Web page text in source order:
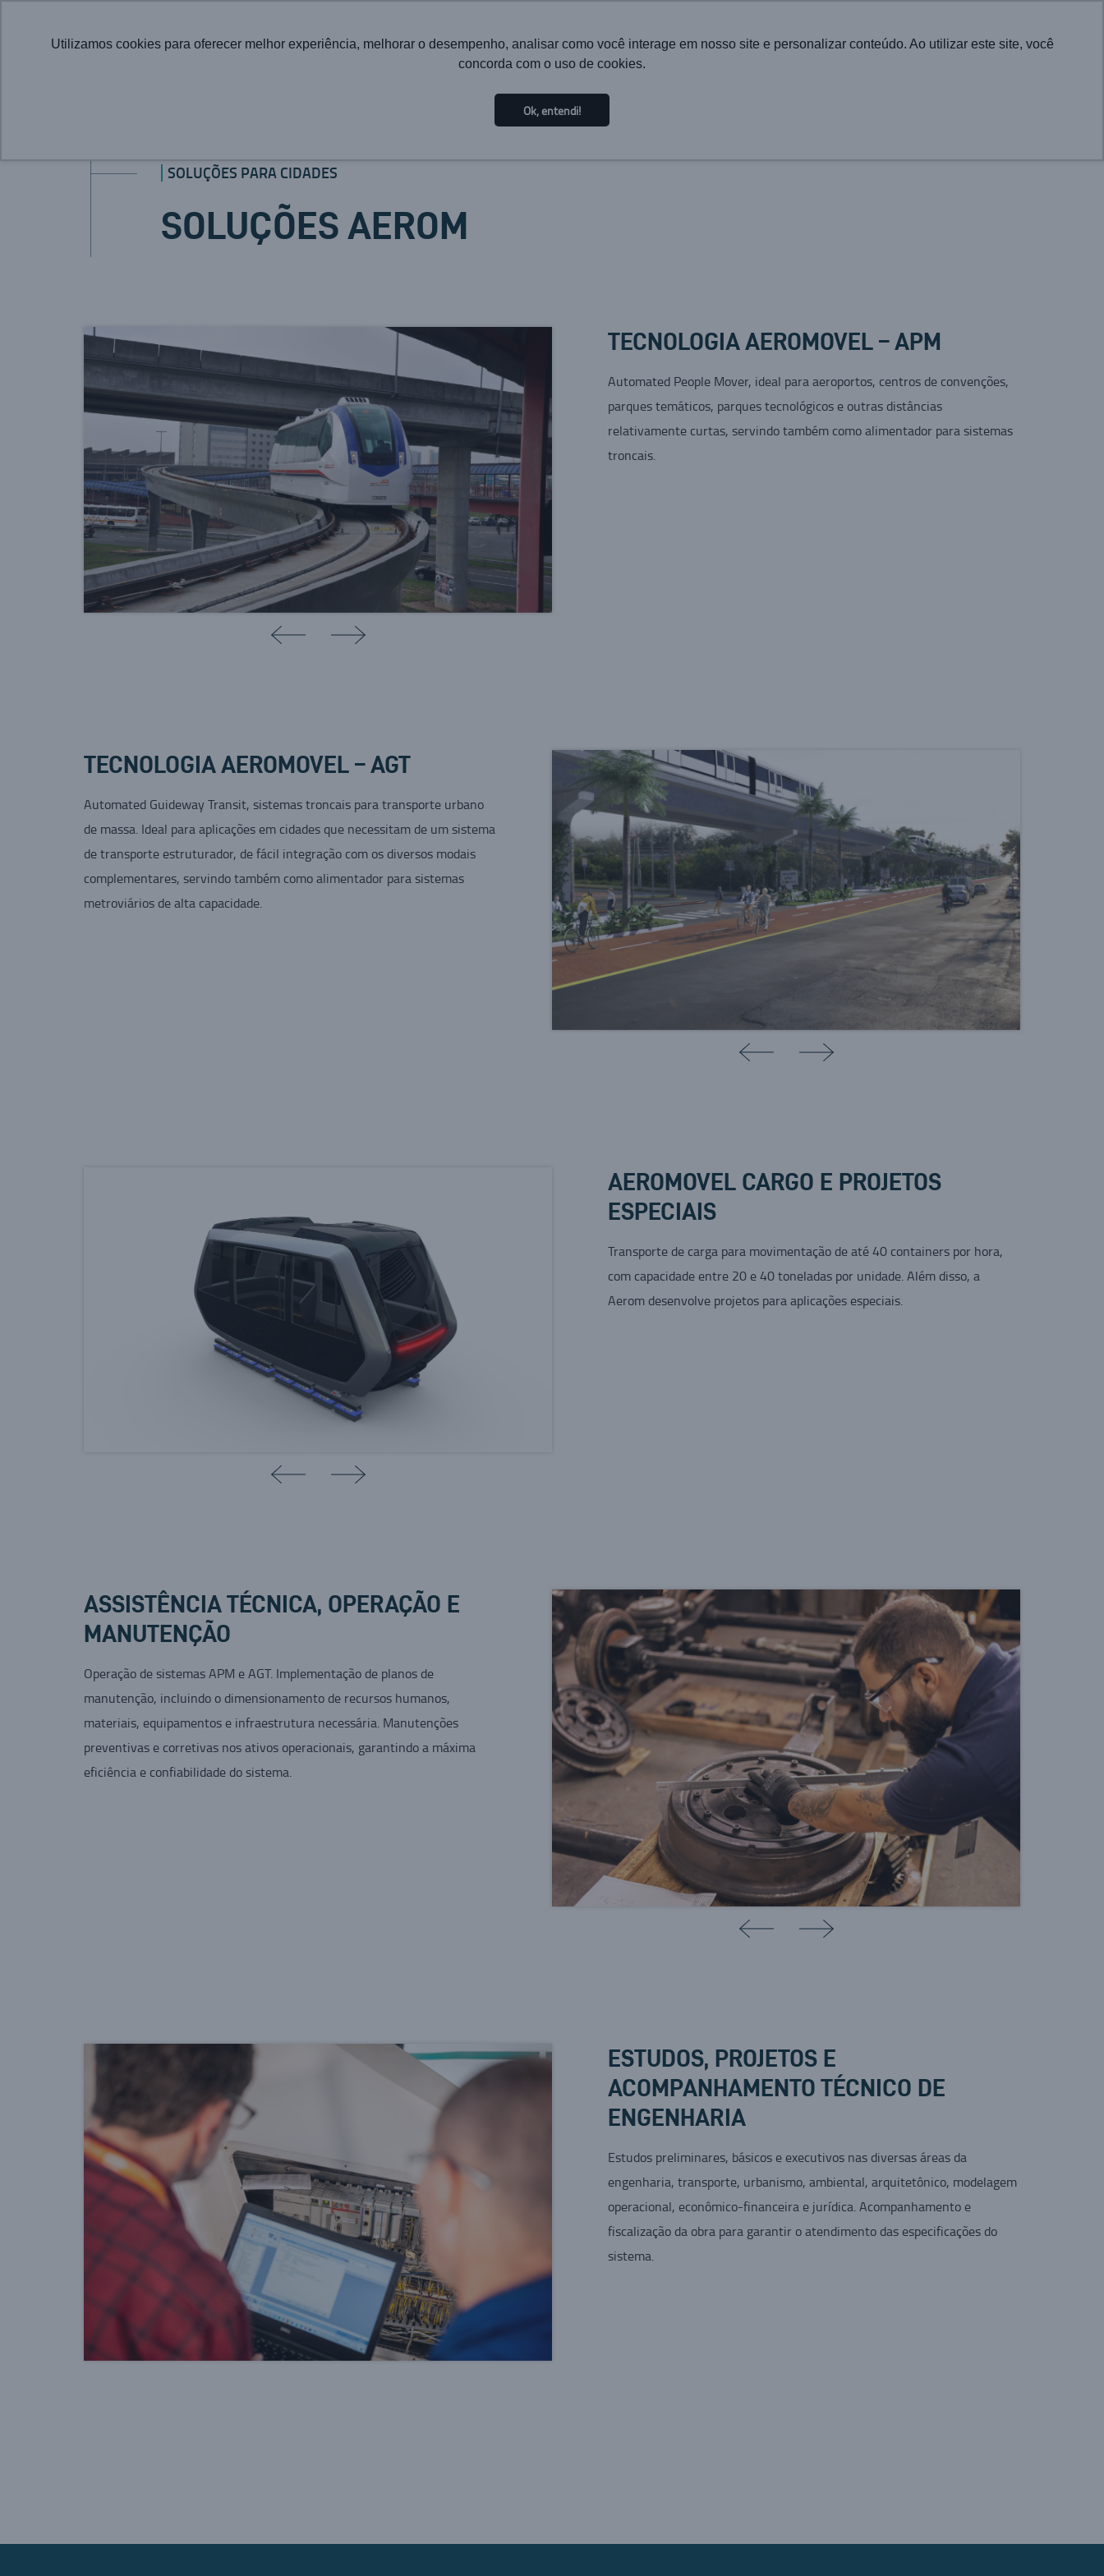
Utilizamos cookies para oferecer melhor experiência, melhorar o desempenho, analisar como você interage em nosso site e personalizar conteúdo. Ao utilizar este site, você
concorda com o uso de cookies.
Ok, entendi!
INSTITUCIONAL TECNOLOGIA
SOLUÇÕES PARA CIDADES
SOLUÇÕES AEROM
TECNOLOGIA AEROMOVEL – APM
Automated People Mover, ideal para aeroportos, centros de convenções,
parques temáticos, parques tecnológicos e outras distâncias
relativamente curtas, servindo também como alimentador para sistemas
troncais.
TECNOLOGIA AEROMOVEL – AGT
Automated Guideway Transit, sistemas troncais para transporte urbano
de massa. Ideal para aplicações em cidades que necessitam de um sistema
de transporte estruturador, de fácil integração com os diversos modais
complementares, servindo também como alimentador para sistemas
metroviários de alta capacidade.
AEROMOVEL CARGO E PROJETOS
ESPECIAIS
Transporte de carga para movimentação de até 40 containers por hora,
com capacidade entre 20 e 40 toneladas por unidade. Além disso, a
Aerom desenvolve projetos para aplicações especiais.
ASSISTÊNCIA TÉCNICA, OPERAÇÃO E
MANUTENÇÃO
Operação de sistemas APM e AGT. Implementação de planos de
manutenção, incluindo o dimensionamento de recursos humanos,
materiais, equipamentos e infraestrutura necessária. Manutenções
preventivas e corretivas nos ativos operacionais, garantindo a máxima
eficiência e confiabilidade do sistema.
ESTUDOS, PROJETOS E
ACOMPANHAMENTO TÉCNICO DE
ENGENHARIA
Estudos preliminares, básicos e executivos nas diversas áreas da
engenharia, transporte, urbanismo, ambiental, arquitetônico, modelagem
operacional, econômico-financeira e jurídica. Acompanhamento e
fiscalização da obra para garantir o atendimento das especificações do
sistema.